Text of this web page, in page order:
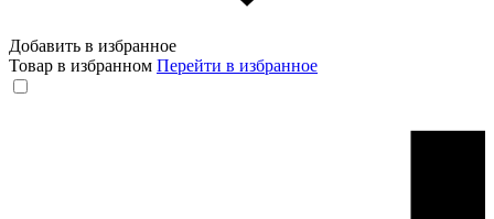
Добавить в избранное
Товар в избранном Перейти в избранное